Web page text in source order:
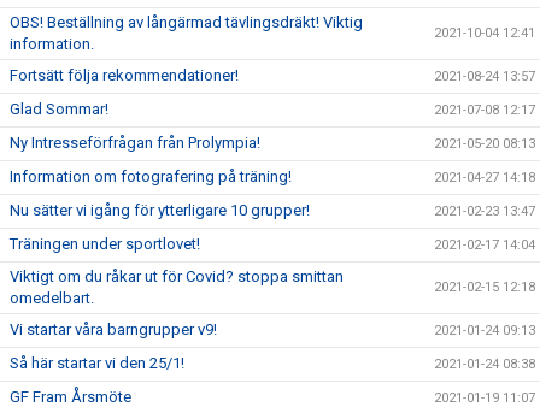
OBS! Beställning av långärmad tävlingsdräkt! Viktig
information.
2021-10-04 12:41
Fortsätt följa rekommendationer! 2021-08-24 13:57
Glad Sommar! 2021-07-08 12:17
Ny Intresseförfrågan från Prolympia! 2021-05-20 08:13
Information om fotografering på träning! 2021-04-27 14:18
Nu sätter vi igång för ytterligare 10 grupper! 2021-02-23 13:47
Träningen under sportlovet! 2021-02-17 14:04
Viktigt om du råkar ut för Covid? stoppa smittan
omedelbart.
2021-02-15 12:18
Vi startar våra barngrupper v9! 2021-01-24 09:13
Så här startar vi den 25/1! 2021-01-24 08:38
GF Fram Årsmöte 2021-01-19 11:07